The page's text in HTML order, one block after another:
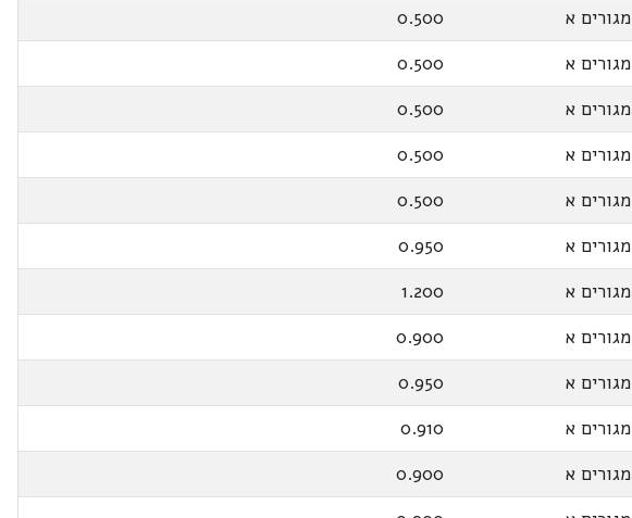
מגורים א
0.500
מגורים א
0.500
מגורים א
0.500
מגורים א
0.500
מגורים א
0.500
מגורים א
0.950
מגורים א
1.200
מגורים א
0.900
מגורים א
0.950
מגורים א
0.910
מגורים א
0.900